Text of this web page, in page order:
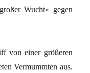
Wucht« gegen
von einer größeren
Vermummten aus.